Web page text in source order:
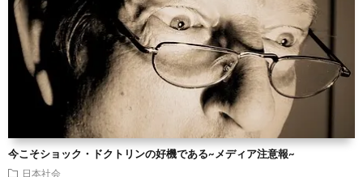
今こそショック・ドクトリンの好機である~メディア注意報~
日本社会